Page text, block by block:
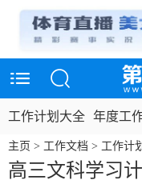
工作计划大全 年度工
主页 > 工作文档 > 工作计划
高三文科学习